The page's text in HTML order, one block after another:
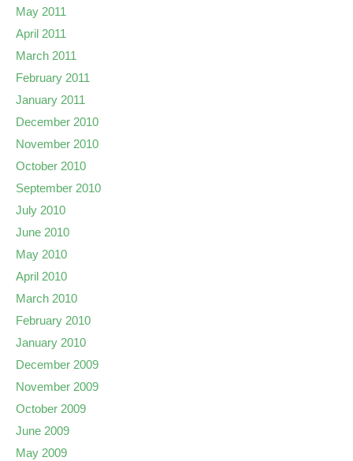
May 2011
April 2011
March 2011
February 2011
January 2011
December 2010
November 2010
October 2010
September 2010
July 2010
June 2010
May 2010
April 2010
March 2010
February 2010
January 2010
December 2009
November 2009
October 2009
June 2009
May 2009